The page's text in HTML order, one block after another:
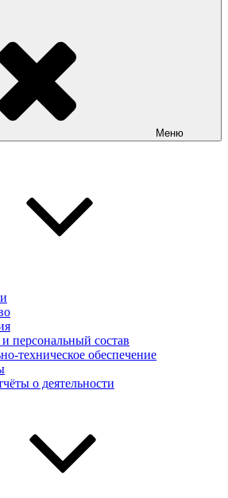
Меню
персональный состав
техническое обеспечение
о деятельности